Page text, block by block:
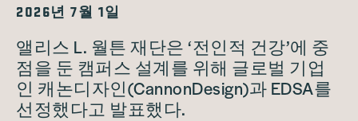
2026년 7월 1일
앨리스 L. 월튼 재단은 ‘전인적 건강’에 중
점을 둔 캠퍼스 설계를 위해 글로벌 기업
인 캐논디자인(CannonDesign)과 EDSA를
선정했다고 발표했다.